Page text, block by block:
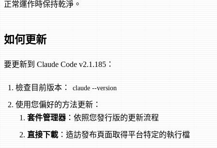
正常運作時保持乾淨。
如何更新
要更新到 Claude Code v2.1.185：
檢查目前版本： claude --version
使用您偏好的方法更新：
套件管理器 ：依照您發行版的更新流程
直接下載 ：造訪發布頁面取得平台特定的執行檔